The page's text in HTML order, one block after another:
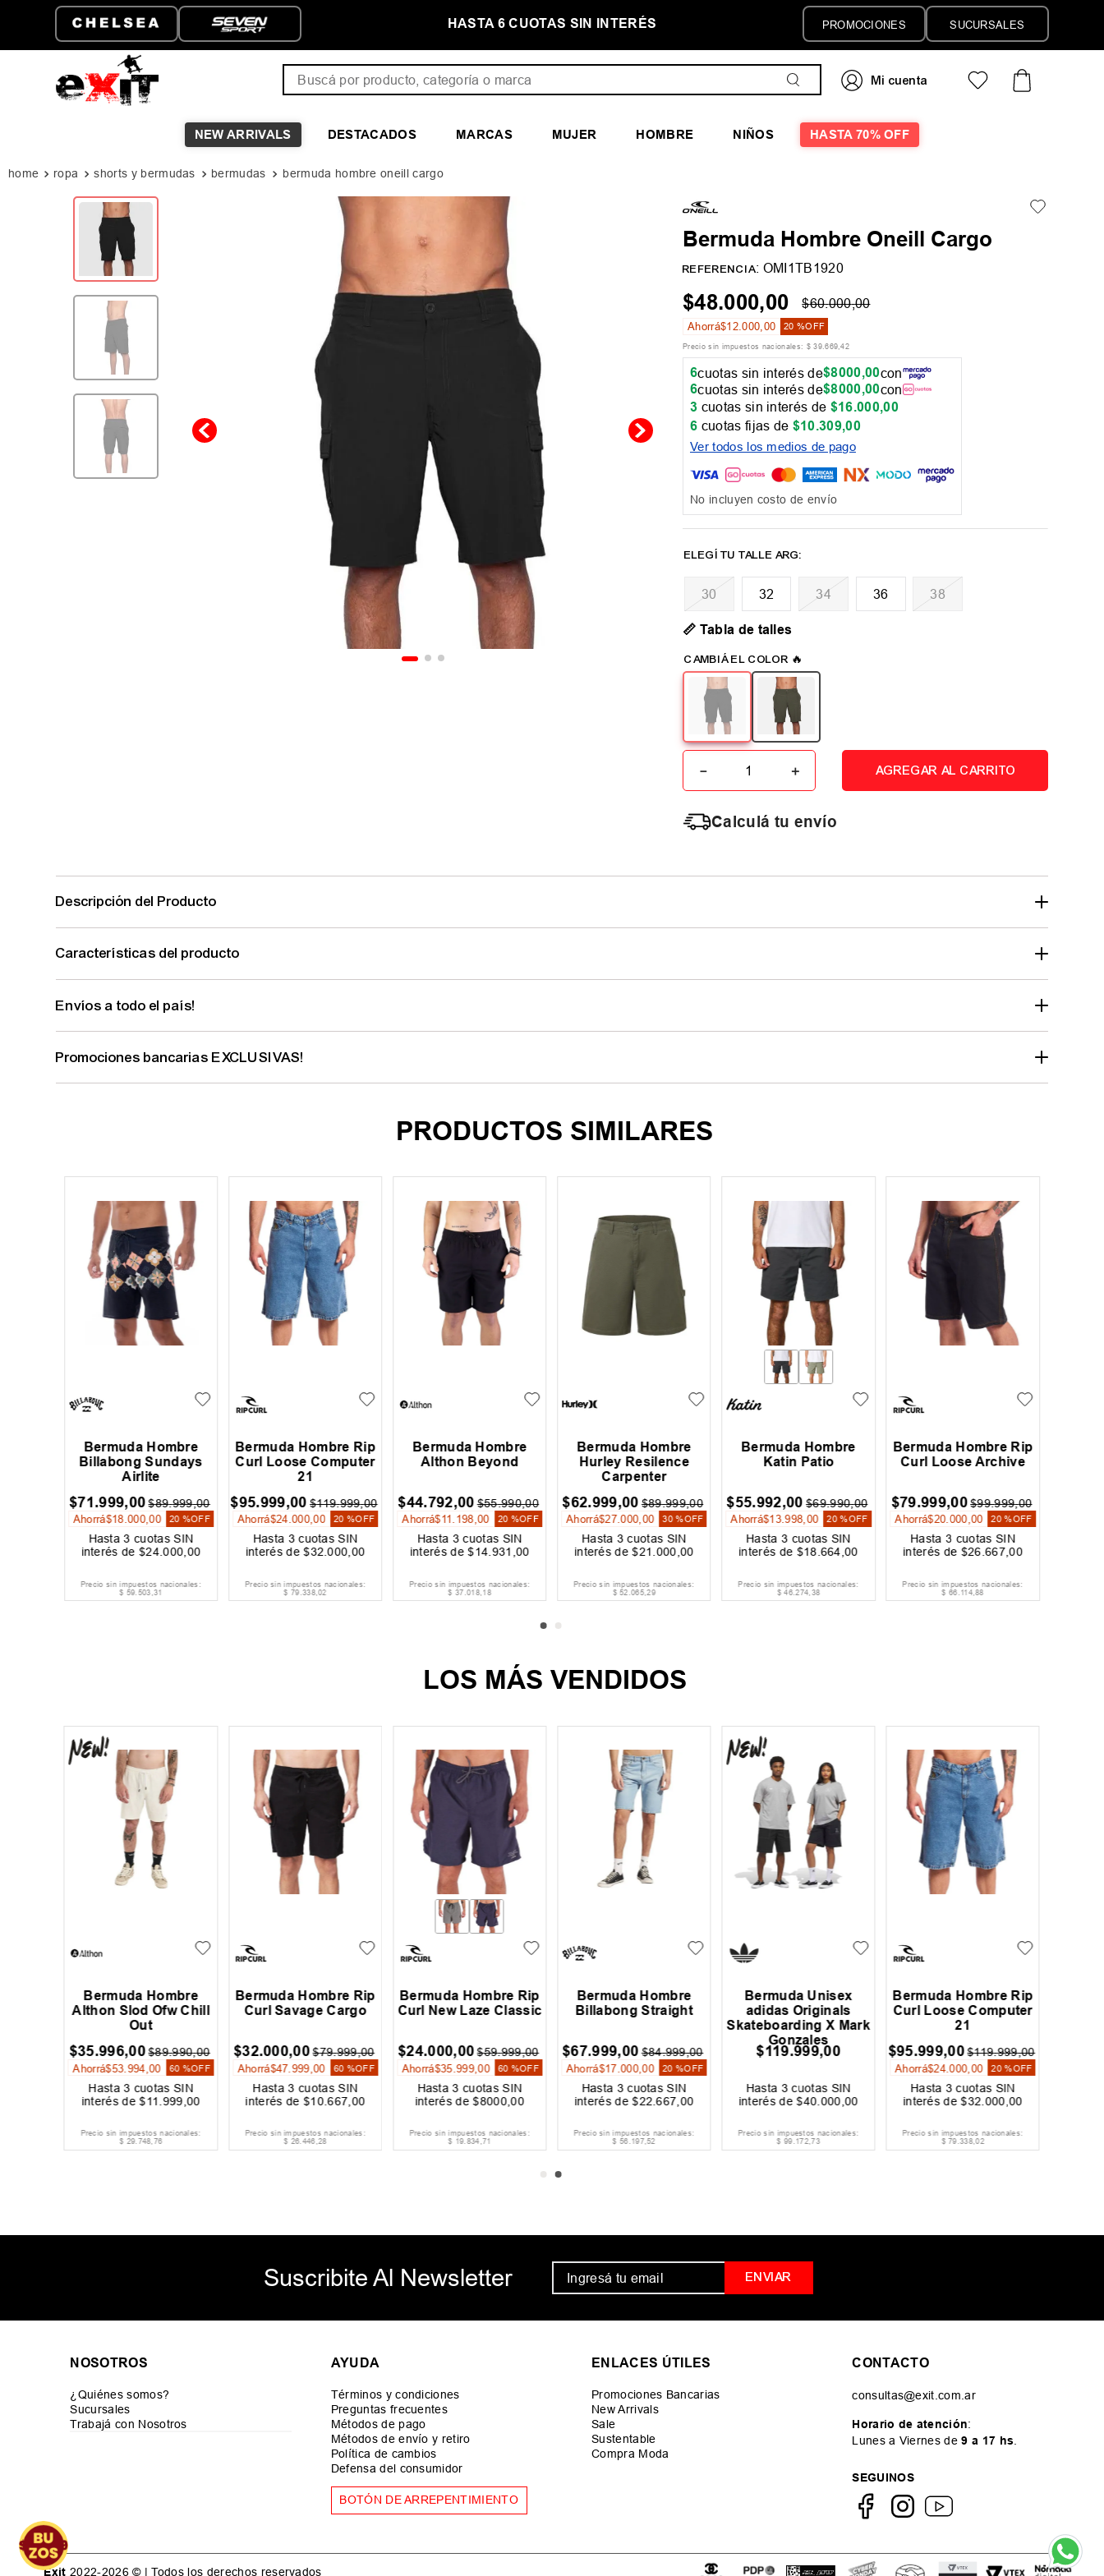
ENVÍO GRATIS A PARTIR DE
$149.999
HASTA 6 CUOTAS SIN INTERÉS PROMOCIONES SUCURSALES
NEW ARRIVALS DESTACADOS MARCAS MUJER HOMBRE NIÑOS HASTA 70% OFF
ropa shorts y bermudas bermudas bermuda hombre oneill cargo
Bermuda Hombre Oneill Cargo
REFERENCIA: OMI1TB1920
$48.000,00 $60.000,00
Ahorrá$12.000,00 20 %OFF
Precio sin impuestos nacionales: $ 39.669,42
6cuotas sin interés de$8000,00con
6cuotas sin interés de$8000,00con
3 cuotas sin interés de $16.000,00
6 cuotas fijas de $10.309,00
Ver todos los medios de pago
No incluyen costo de envío
30 32 34 36 38
📏 Tabla de talles
＋
－ AGREGAR AL CARRITO
Calculá tu envío
Descripción del Producto
Características del producto
Envíos a todo el país!
Promociones bancarias EXCLUSIVAS!
PRODUCTOS SIMILARES
Bermuda Hombre
Billabong Sundays
Airlite
$71.999,00 $89.999,00
Ahorrá$18.000,00 20 %OFF
Hasta3 cuotas SIN
interés de$24 .000 00
Precio sin impuestos nacionales:
$ 59.503,31
Bermuda Hombre Rip
Curl Loose Computer
21
$95.999,00 $119.999,00
Ahorrá$24.000,00 20 %OFF
Hasta 3 cuotas SIN
interés de$32 .000 00
Precio sin impuestos nacionales:
$ 79.338,02
Bermuda Hombre
Althon Beyond
$44.792,00 $55.990,00
Ahorrá$11 198,00 20 %OFF
Hasta 3 cuotas SIN
interés de$14 931 ,00
Precio sin impuestos nacionales:
$ 37.018,18
Bermuda Hombre
Hurley Resilence
Carpenter
$62.999,00 $89.999,00
Ahorrá$27.000, 00 30 %OFF
Hasta3 cuotas SIN
interés de$21 000 ,00
Precio sin impuestos nacionales:
$ 52.065,29
Bermuda Hombre
Katin Patio
$55.992,00 $69.990,00
Ahorrá$13.998, 00 20 %OFF
Hasta3 cuotas SIN
interés de $18 .664 ,00
Precio sin impuestos nacionales:
$ 46.274,38
Bermuda Hombre Rip
Curl Loose Archive
$79.999,00 $99.999,00
Ahorrá$20. 000,00 20 %OFF
Hasta3 cuotas SIN
interés de $26 .667 ,00
Precio sin impuestos nacionales:
$ 66.114,88
LOS MÁS VENDIDOS
Bermuda Hombre
Althon Slod Ofw Chill
Out
$35.996,00 $89.990,00
Ahorrá$53.994 ,00 60 %OFF
Hasta3 cuotas SIN
interés de$11 999 ,00
Precio sin impuestos nacionales:
$ 29.748,76
Bermuda Hombre Rip
Curl Savage Cargo
$32.000,00 $79.999,00
Ahorrá$47.999 ,00 60 %OFF
Hasta3 cuotas SIN
interés de$10 .667 00
Precio sin impuestos nacionales:
$ 26.446,28
Bermuda Hombre Rip
Curl New Laze Classic
$24.000,00 $59.999,00
Ahorrá$35 .999,00 60 %OFF
Hasta3 cuotas SIN
interés de$8000 ,00
Precio sin impuestos nacionales:
$ 19.834,71
Bermuda Hombre
Billabong Straight
$67.999,00 $84.999,00
Ahorrá$17 .000,00 20 %OFF
Hasta 3 cuotas SIN
interés de$22 .667 ,00
Precio sin impuestos nacionales:
$ 56.197,52
Bermuda Unisex
adidas Originals
Skateboarding X Mark
Gonzales
$119.999,00
Hasta3 cuotas SIN
interés de$40 000 ,00
Precio sin impuestos nacionales:
$ 99.172,73
Bermuda Hombre Rip
Curl Loose Computer
21
$95.999,00 $119.999,00
Ahorrá$24.000, 00 20 %OFF
Hasta3 cuotas SIN
interés de$32 .000 ,00
Precio sin impuestos nacionales:
$ 79.338,02
Suscribite Al Newsletter ENVIAR
NOSOTROS
¿Quiénes somos?
Sucursales
Trabajá con Nosotros
AYUDA
Términos y condiciones
Preguntas frecuentes
Métodos de pago
Métodos de envío y retiro
Política de cambios
Defensa del consumidor
BOTÓN DE ARREPENTIMIENTO
ENLACES ÚTILES
Promociones Bancarias
New Arrivals
Sale
Sustentable
Compra Moda
CONTACTO
consultas@exit.com.ar
Horario de atención:
Lunes a Viernes de9 a 17 hs
SEGUINOS
Exit 2022-2026 © | Todos los derechos reservados